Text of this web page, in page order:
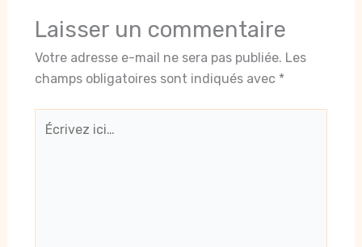
Laisser un commentaire
Votre adresse e-mail ne sera pas publiée. Les
champs obligatoires sont indiqués avec *
Écrivez
ici…